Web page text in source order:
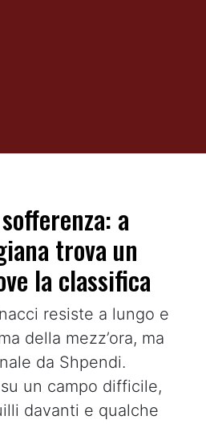
a
trova un
la classifica
resiste a lungo e
della mezz’ora, ma
da Shpendi.
un campo difficile,
davanti e qualche